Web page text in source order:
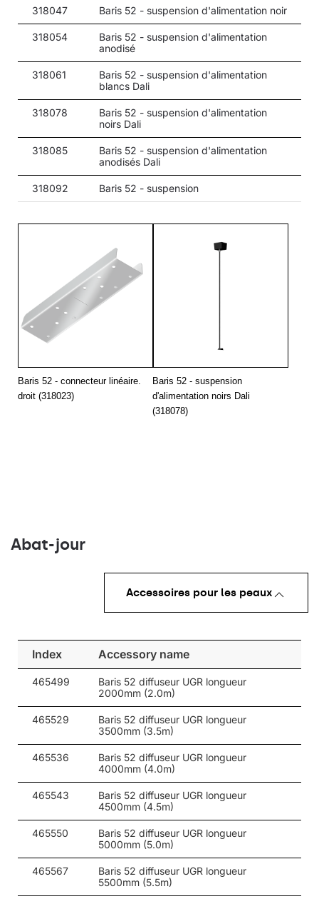
37 37 4000
37 37 4000
37 37 4000
40 27 3000
40 27 3000
27
40 27
40
40
40 20
40
30 3000
30 3000
45 30 3000
45 30 3000
30
45 30 4000
45 30 4000
30
45 30
45 30
30
318047 Baris 52 - suspension d'alimentation noir
318054
Baris 52 - suspension d'alimentation
anodisé
318061
Baris 52 - suspension d'alimentation
blancs Dali
318078
Baris 52 - suspension d'alimentation
noirs Dali
318085
Baris 52 - suspension d'alimentation
anodisés Dali
318092 Baris 52 - suspension
Baris 52 - connecteur linéaire.
droit (318023)
Baris 52 - suspension
d'alimentation noirs Dali
(318078)
Abat-jour
Accessoires pour les peaux
Index Accessory name
465499
Baris 52 diffuseur UGR longueur
2000mm (2.0m)
465529
Baris 52 diffuseur UGR longueur
3500mm (3.5m)
465536
Baris 52 diffuseur UGR longueur
4000mm (4.0m)
465543
Baris 52 diffuseur UGR longueur
4500mm (4.5m)
465550
Baris 52 diffuseur UGR longueur
5000mm (5.0m)
465567
Baris 52 diffuseur UGR longueur
5500mm (5.5m)